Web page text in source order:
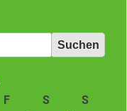
F S
S